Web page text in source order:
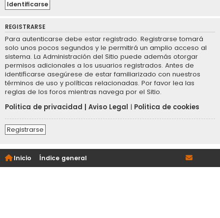
REGISTRARSE
Para autenticarse debe estar registrado. Registrarse tomará
solo unos pocos segundos y le permitirá un amplio acceso al
sistema. La Administración del Sitio puede además otorgar
permisos adicionales a los usuarios registrados. Antes de
identificarse asegúrese de estar familiarizado con nuestros
términos de uso y políticas relacionadas. Por favor lea las
reglas de los foros mientras navega por el Sitio.
Politica de privacidad
Aviso Legal | Politica de cookies
Registrarse
Inicio Índice general